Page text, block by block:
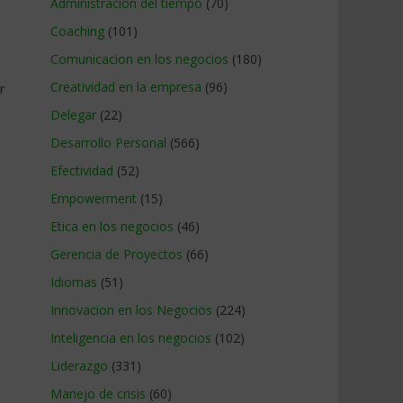
Coaching (101)
Comunicacion en los negocios (180)
Creatividad en la empresa (96)
Delegar (22)
Desarrollo Personal (566)
Efectividad (52)
Empowerment (15)
Etica en los negocios (46)
Gerencia de Proyectos (66)
Idiomas (51)
Innovacion en los Negocios (224)
Inteligencia en los negocios (102)
Liderazgo (331)
Manejo de crisis (60)